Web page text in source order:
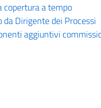
copertura a tempo
Dirigente dei Processi
aggiuntivi